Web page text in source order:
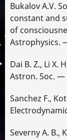
Bukalov A.V.
constant and
of
Astrophysics.
Dai B. Z., Li X.
Astron. Soc. —
Sanchez F.,
Severny A. B.,